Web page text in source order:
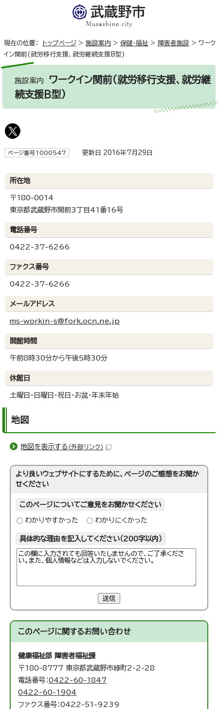
現在の位置： トップページ > 施設案内 > 保健・福祉 > 障害者施設 > ワーク
イン関前(就労移行支援、就労継続支援B型)
施設案内
ワークイン関前(就労移行支援、就労継
続支援B型)
ページ番号1000547 更新日 2016年7月29日
所在地
〒180-0014
東京都武蔵野市関前3丁目41番16号
電話番号
0422-37-6266
ファクス番号
0422-37-6266
メールアドレス
ms-workin-s@fork.ocn.ne.jp
開館時間
午前8時30分から午後5時30分
休館日
土曜日・日曜日・祝日・お盆・年末年始
地図
地図を表示する （外部リンク）
より良いウェブサイトにするために、ページのご感想をお聞か
せください
このページについてご意見をお聞かせください
わかりやすかった わかりにくかった
具体的な理由を記入してください（200字以内）
送信
このページに関するお問い合わせ
健康福祉部 障害者福祉課
〒180-8777 東京都武蔵野市緑町2-2-28
電話番号：0422-60-1847
0422-60-1904
ファクス番号：0422-51-9239